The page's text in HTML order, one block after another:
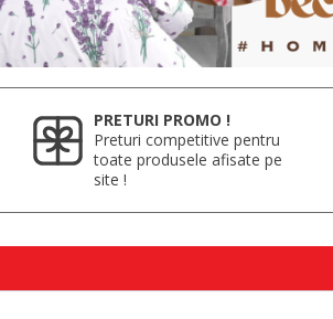
PRETURI PROMO !
Preturi competitive pentru
toate produsele afisate pe
site !